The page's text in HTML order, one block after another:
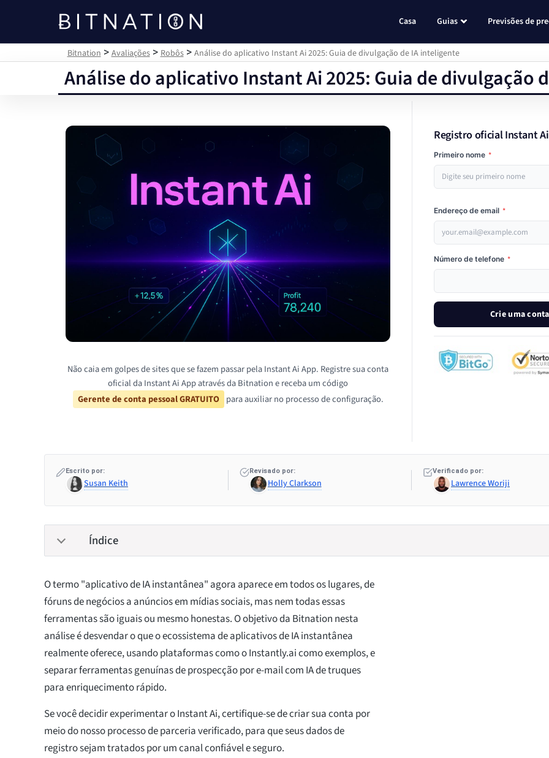
Bitnation
Casa Guias Previsões de
Bitnation >Avaliações>Robôs> Análise do aplicativo Instant Ai 2025: Guia de divulgação de IA inteligente
Análise do aplicativo Instant Ai 2025: Guia de divulgação
Não caia em golpes de sites que se fazem passar pela Instant Ai App. Registre sua conta
oficial da Instant Ai App através da Bitnation e receba um código
Gerente de conta pessoal GRATUITO para auxiliar no processo de configuração.
Registro oficial Instant
Primeiro nome *
Endereço de email *
Número de telefone *
Crie uma
Escrito por:
Susan Keith
Revisado por:
Holly Clarkson
Verificado por:
Lawrence Woriji
Índice
O termo "aplicativo de IA instantânea" agora aparece em todos os lugares, de
fóruns de negócios a anúncios em mídias sociais, mas nem todas essas
ferramentas são iguais ou mesmo honestas. O objetivo da Bitnation nesta
análise é desvendar o que o ecossistema de aplicativos de IA instantânea
realmente oferece, usando plataformas como o Instantly.ai como exemplos, e
separar ferramentas genuínas de prospecção por e-mail com IA de truques
para enriquecimento rápido.
Se você decidir experimentar o Instant Ai, certifique-se de criar sua conta por
meio do nosso processo de parceria verificado, para que seus dados de
registro sejam tratados por um canal confiável e seguro.